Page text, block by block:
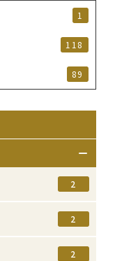
1
118
89
2
2
2